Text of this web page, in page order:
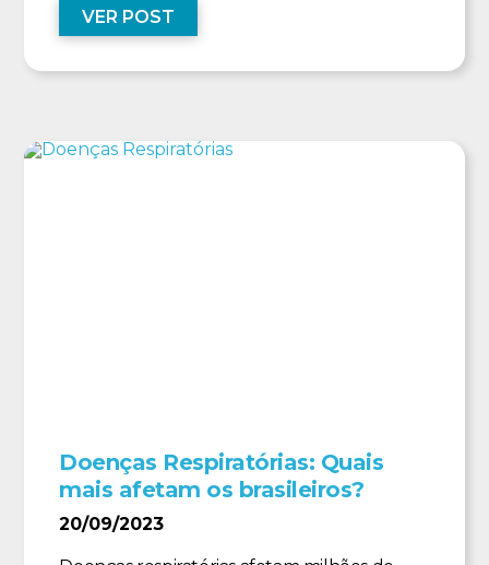
VER POST
Doenças Respiratórias: Quais
mais afetam os brasileiros?
20/09/2023